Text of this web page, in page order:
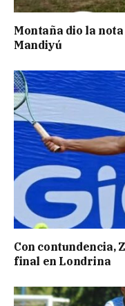
Montaña dio la
Mandiyú
Con contundencia,
final en Londrina